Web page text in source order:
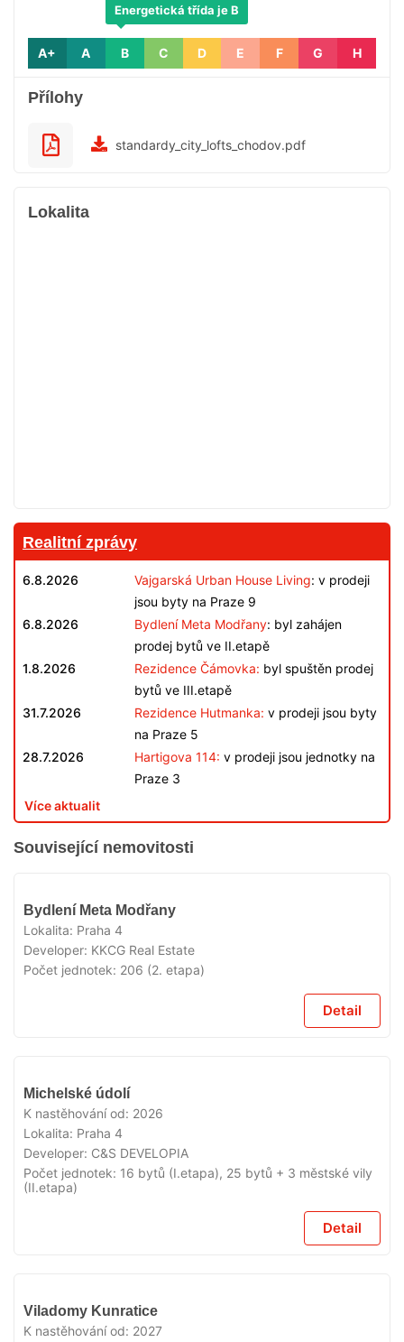
A+ A B
Energetická třída je B
C D E F G H
Přílohy
standardy_city_lofts_chodov.pdf
Lokalita
Realitní zprávy
6.8.2026 Vajgarská Urban House Living: v prodeji
jsou byty na Praze 9
6.8.2026
Bydlení Meta Modřany: byl zahájen
prodej bytů ve II.etapě
1.8.2026
Rezidence Čámovka: byl spuštěn prodej
bytů ve III.etapě
31.7.2026
Rezidence Hutmanka: v prodeji jsou byty
na Praze 5
28.7.2026
Hartigova 114: v prodeji jsou jednotky na
Praze 3
Více aktualit
Související nemovitosti
Bydlení Meta Modřany
Lokalita: Praha 4
Developer: KKCG Real Estate
Počet jednotek: 206 (2. etapa)
Detail
Michelské údolí
K nastěhování od: 2026
Lokalita: Praha 4
Developer: C&S DEVELOPIA
Počet jednotek: 16 bytů (I.etapa), 25 bytů + 3 městské vily
(II.etapa)
Detail
Viladomy Kunratice
K nastěhování od: 2027